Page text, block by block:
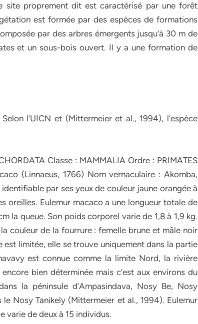
site proprement dit est caractérisé par une forêt
est formée par des espèces de formations
par des arbres émergents jusqu’à 30 m de
et un sous-bois ouvert. Il y a une formation de
l’UICN et (Mittermeier et al., 1994), l’espèce
Classe : MAMMALIA Ordre : PRIMATES
(Linnaeus, 1766) Nom vernaculaire : Akomba,
par ses yeux de couleur jaune orangée à
Eulemur macaco a une longueur totale de
la queue. Son poids corporel varie de 1,8 à 1,9 kg.
couleur de la fourrure : femelle brune et mâle noir
limitée, elle se trouve uniquement dans la partie
est connue comme la limite Nord, la rivière
bien déterminée mais c’est aux environs du
la péninsule d’Ampasindava, Nosy Be, Nosy
Nosy Tanikely (Mittermeier et al., 1994). Eulemur
varie de deux à 15 individus.